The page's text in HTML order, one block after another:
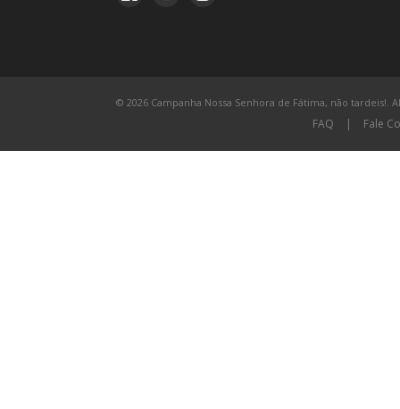
© 2026 Campanha Nossa Senhora de Fátima, não tardeis!.
FAQ | Fale